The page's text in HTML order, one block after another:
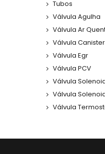
Tubos
Válvula Agulha
Válvula Ar
Válvula Canister
Válvula Egr
Válvula PCV
Válvula
Válvula
Válvula